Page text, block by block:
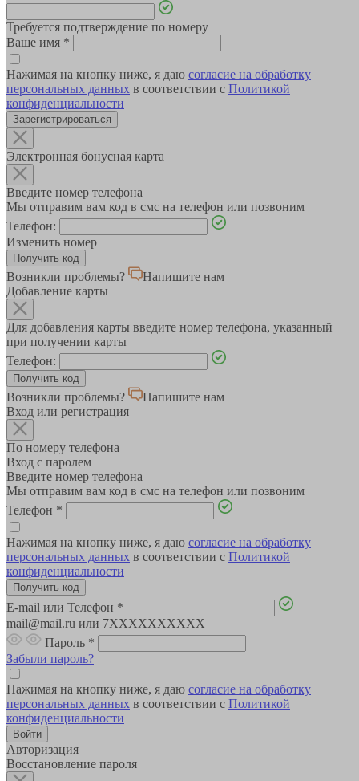
Требуется подтверждение по номеру
Ваше имя *
Нажимая на кнопку ниже, я даю согласие на обработку
персональных данных в соответствии с Политикой
конфиденциальности
Зарегистрироваться
Электронная бонусная карта
Введите номер телефона
Мы отправим вам код в смс на телефон или позвоним
Телефон:
Изменить номер
Возникли проблемы?
Напишите нам
Добавление карты
Для добавления карты введите номер телефона, указанный
при получении карты
Телефон:
Возникли проблемы?
Напишите нам
Вход или регистрация
По номеру телефона
Вход с паролем
Введите номер телефона
Мы отправим вам код в смс на телефон или позвоним
Телефон *
Нажимая на кнопку ниже, я даю согласие на обработку
персональных данных в соответствии с Политикой
конфиденциальности
E-mail или Телефон *
mail@mail.ru или 7XXXXXXXXXX
Пароль *
Забыли пароль?
Нажимая на кнопку ниже, я даю согласие на обработку
персональных данных в соответствии с Политикой
конфиденциальности
Авторизация
Восстановление пароля